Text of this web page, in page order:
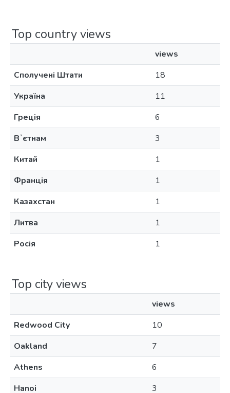
Top country views
views
Сполучені Штати
18
Україна
11
Греція
6
Вʼєтнам
3
Китай
1
Франція
1
Казахстан
1
Литва
1
Росія
1
Top city views
views
Redwood City
10
Oakland
7
Athens
6
Hanoi
3